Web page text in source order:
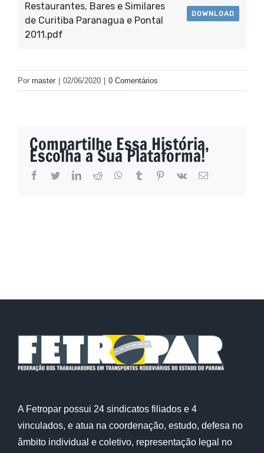
Restaurantes, Bares e Similares
de Curitiba Paranagua e Pontal
2011.pdf
DOWNLOAD
Por master 02/06/2020 0 Comentários
Compartilhe Essa História,
Escolha a Sua Plataforma!
facebook
twitterlinkedinreddit whatsapptumblr pinterest
vk
E-
A Fetropar possui 24 sindicatos filiados e 4
vinculados, e atua na coordenação, estudo, defesa no
âmbito individual e coletivo, representação legal no